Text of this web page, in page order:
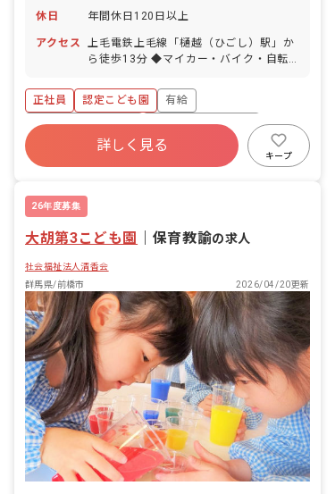
休日 年間休日120日以上
アクセス
上毛電鉄上毛線「樋越（ひごし）駅」か
ら徒歩13分 ◆マイカー・バイク・自転
◆通勤距離に応じてガソリン代支給あり
正社員 認定こども園
有給
ボーナス・賞与あり
年間休日120日以上
寮・住宅・家賃補助あり
社会保険完備
詳しく見る
キープ
26年度募集
大胡第3こども園 保育教諭の求人
社会福祉法人清香会
群馬県/前橋市
2026/04/20更新